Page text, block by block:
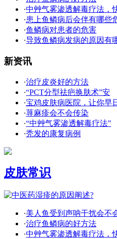
·中艸气雾渗透解毒疗法，
·患上鱼鳞病后会伴有哪些
·鱼鳞病对患者的危害
·导致鱼鳞病发病的原因有
新资讯
·治疗皮炎好的方法
·“PCT分型祛疤换肤术”安
·宝鸡皮肤病医院，让你早
·荨麻疹会不会传染
·“中艸气雾渗透解毒疗法”
·秃发的康复病例
皮肤常识
·美人鱼受到声呐干扰会不
·治疗鱼鳞病的好方法
·中艸气雾渗透解毒疗法，